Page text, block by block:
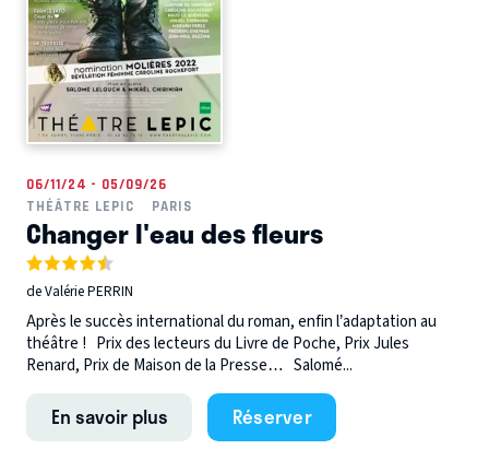
06/11/24 - 05/09/26
THÉÂTRE LEPIC
PARIS
Changer l'eau des fleurs
de Valérie PERRIN
Après le succès international du roman, enfin l’adaptation au
théâtre ! Prix des lecteurs du Livre de Poche, Prix Jules
Renard, Prix de Maison de la Presse… Salomé...
En savoir plus Réserver